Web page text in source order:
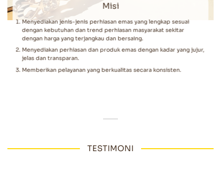
Misi
Menyediakan jenis-jenis perhiasan emas yang lengkap sesuai
dengan kebutuhan dan trend perhiasan masyarakat sekitar
dengan harga yang terjangkau dan bersaing.
Menyediakan perhiasan dan produk emas dengan kadar yang jujur,
jelas dan transparan.
Memberikan pelayanan yang berkualitas secara konsisten.
TESTIMONI